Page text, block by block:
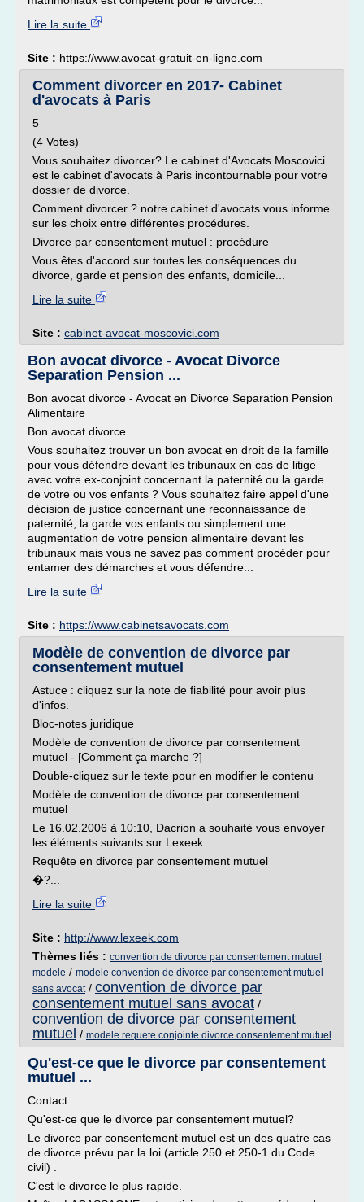
Lire la suite
Site : https://www.avocat-gratuit-en-ligne.com
Comment divorcer en 2017- Cabinet
d'avocats à Paris
5
(4 Votes)
Vous souhaitez divorcer? Le cabinet d'Avocats Moscovici
est le cabinet d'avocats à Paris incontournable pour votre
dossier de divorce.
Comment divorcer ? notre cabinet d'avocats vous informe
sur les choix entre différentes procédures.
Divorce par consentement mutuel : procédure
Vous êtes d'accord sur toutes les conséquences du
divorce, garde et pension des enfants, domicile...
Lire la suite
Site : cabinet-avocat-moscovici.com
Bon avocat divorce - Avocat Divorce
Separation Pension ...
Bon avocat divorce - Avocat en Divorce Separation Pension
Alimentaire
Bon avocat divorce
Vous souhaitez trouver un bon avocat en droit de la famille
pour vous défendre devant les tribunaux en cas de litige
avec votre ex-conjoint concernant la paternité ou la garde
de votre ou vos enfants ? Vous souhaitez faire appel d'une
décision de justice concernant une reconnaissance de
paternité, la garde vos enfants ou simplement une
augmentation de votre pension alimentaire devant les
tribunaux mais vous ne savez pas comment procéder pour
entamer des démarches et vous défendre...
Lire la suite
Site : https://www.cabinetsavocats.com
Modèle de convention de divorce par
consentement mutuel
Astuce : cliquez sur la note de fiabilité pour avoir plus
d'infos.
Bloc-notes juridique
Modèle de convention de divorce par consentement
mutuel - [Comment ça marche ?]
Double-cliquez sur le texte pour en modifier le contenu
Modèle de convention de divorce par consentement
mutuel
Le 16.02.2006 à 10:10, Dacrion a souhaité vous envoyer
les éléments suivants sur Lexeek .
Requête en divorce par consentement mutuel
�?...
Lire la suite
Site : http://www.lexeek.com
Thèmes liés : convention de divorce par consentement mutuel
modele / modele convention de divorce par consentement mutuel
sans avocat/ convention de divorce par
consentement mutuel sans avocat /
convention de divorce par consentement
mutuel / modele requete conjointe divorce consentement mutuel
Qu'est-ce que le divorce par consentement
mutuel ...
Contact
Qu'est-ce que le divorce par consentement mutuel?
Le divorce par consentement mutuel est un des quatre cas
de divorce prévu par la loi (article 250 et 250-1 du Code
civil) .
C'est le divorce le plus rapide.